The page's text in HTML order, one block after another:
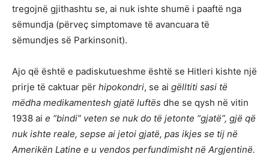
tregojnë gjithashtu se, ai nuk ishte shumë i paaftë nga
sëmundja (përveç simptomave të avancuara të
sëmundjes së Parkinsonit).
Ajo që është e padiskutueshme është se Hitleri kishte një
prirje të caktuar për hipokondri, se ai gëlltiti sasi të
mëdha medikamentesh gjatë luftës dhe se qysh në vitin
1938 ai e “bindi” veten se nuk do të jetonte “gjatë”, gjë që
nuk ishte reale, sepse ai jetoi gjatë, pas ikjes se tij në
Amerikën Latine e u vendos perfundimisht në Argjentinë.